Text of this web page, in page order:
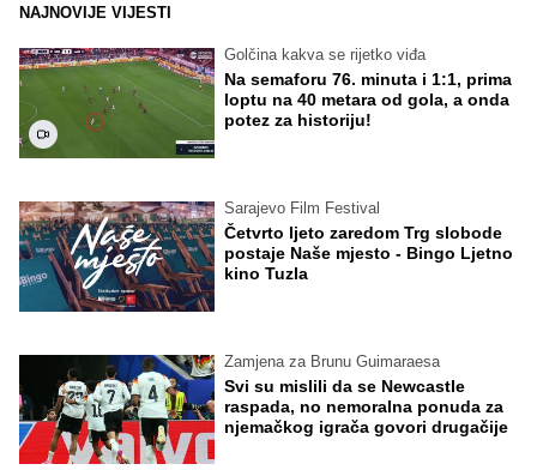
NAJNOVIJE VIJESTI
Golčina kakva se rijetko viđa
Na semaforu 76. minuta i 1:1, prima
loptu na 40 metara od gola, a onda
potez za historiju!
Sarajevo Film Festival
Četvrto ljeto zaredom Trg slobode
postaje Naše mjesto - Bingo Ljetno
kino Tuzla
Zamjena za Brunu Guimaraesa
Svi su mislili da se Newcastle
raspada, no nemoralna ponuda za
njemačkog igrača govori drugačije